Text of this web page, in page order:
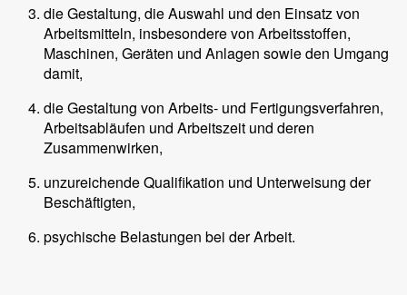
die Gestaltung, die Auswahl und den Einsatz von
Arbeitsmitteln, insbesondere von Arbeitsstoffen,
Maschinen, Geräten und Anlagen sowie den Umgang
damit,
die Gestaltung von Arbeits- und Fertigungsverfahren,
Arbeitsabläufen und Arbeitszeit und deren
Zusammenwirken,
unzureichende Qualifikation und Unterweisung der
Beschäftigten,
psychische Belastungen bei der Arbeit.